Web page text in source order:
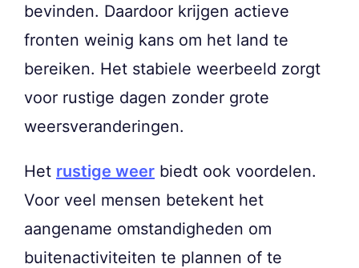
bevinden. Daardoor krijgen actieve
fronten weinig kans om het land te
bereiken. Het stabiele weerbeeld zorgt
voor rustige dagen zonder grote
weersveranderingen.
Het rustige weer biedt ook voordelen.
Voor veel mensen betekent het
aangename omstandigheden om
buitenactiviteiten te plannen of te